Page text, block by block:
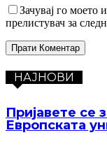
Зачувај го моето
прелистувач за
НАЈНОВИ
Пријавете се
Европската